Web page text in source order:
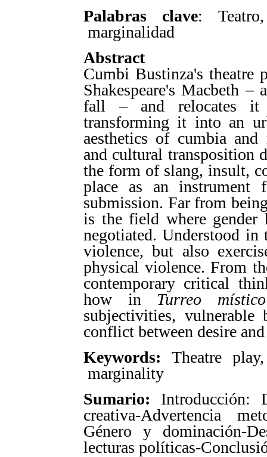
Palabras clave:
marginalidad
Abstract
Cumbi Bustinza's theatre
Shakespeare's Macbeth
fall – and relocates it
transforming it into an
aesthetics of cumbia
and cultural transposition
the form of slang, insult,
place as an instrument
submission. Far from
is the field where gender
negotiated. Understood
violence, but also
physical violence. From
contemporary critical
how in Turreo místico
subjectivities,
conflict between desire
Keywords: Theatre
marginality
Sumario: Introducción:
creativa-Advertencia
Género y dominación-
lecturas políticas-